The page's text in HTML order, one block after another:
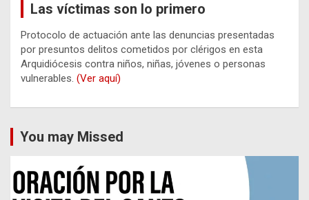
Las víctimas son lo primero
Protocolo de actuación ante las denuncias presentadas
por presuntos delitos cometidos por clérigos en esta
Arquidiócesis contra niños, niñas, jóvenes o personas
vulnerables. (Ver aquí)
You may Missed